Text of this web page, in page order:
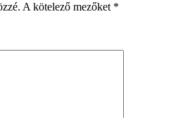
A kötelező mezőket *